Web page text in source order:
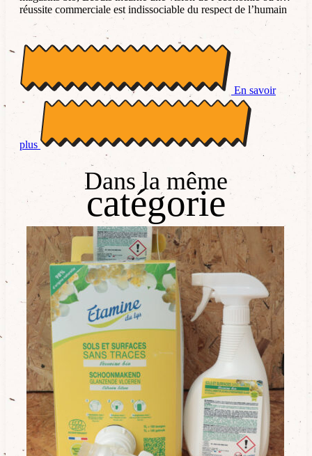
réussite commerciale est indissociable du respect de l’humain
et de la préservation de la planète.
En savoir
plus
Dans la même
catégorie